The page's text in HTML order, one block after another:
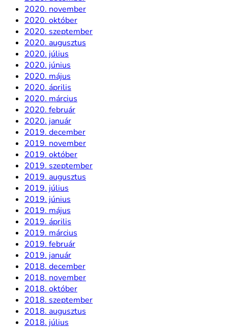
2020. november
2020. október
2020. szeptember
2020. augusztus
2020. július
2020. június
2020. május
2020. április
2020. március
2020. február
2020. január
2019. december
2019. november
2019. október
2019. szeptember
2019. augusztus
2019. július
2019. június
2019. május
2019. április
2019. március
2019. február
2019. január
2018. december
2018. november
2018. október
2018. szeptember
2018. augusztus
2018. július